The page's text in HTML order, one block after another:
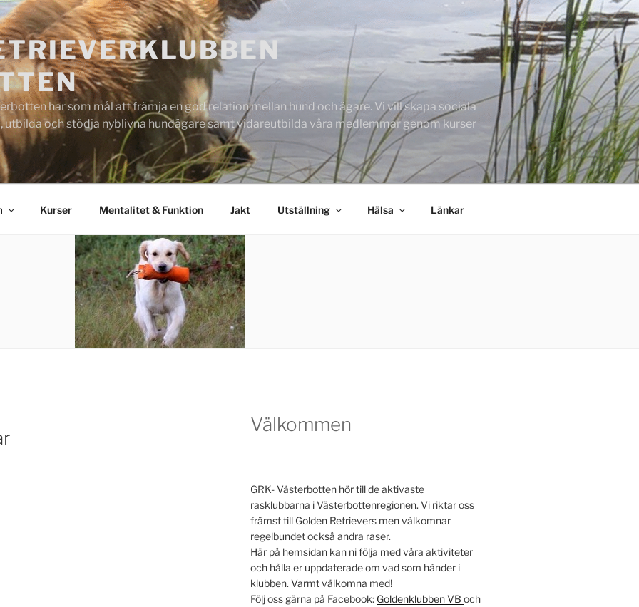
har som mål att främja en god relation mellan hund och ägare. Vi vill skapa sociala
och stödja nyblivna hundägare samt vidareutbilda våra medlemmar genom kurser
Kurser Mentalitet & Funktion Jakt Utställning Hälsa Länkar
Välkommen
GRK- Västerbotten hör till de aktivaste
rasklubbarna i Västerbottenregionen. Vi riktar oss
främst till Golden Retrievers men välkomnar
regelbundet också andra raser.
Här på hemsidan kan ni följa med våra aktiviteter
och hålla er uppdaterade om vad som händer i
klubben. Varmt välkomna med!
Följ oss gärna på Facebook: Goldenklubben VB och